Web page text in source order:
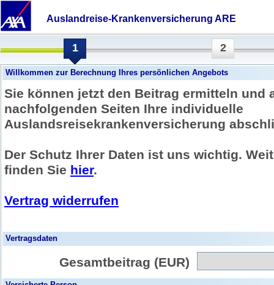
Auslandreise-Krankenversicherung ARE
1 2
Willkommen zur Berechnung Ihres persönlichen Angebots
Sie können jetzt den Beitrag ermitteln und
nachfolgenden Seiten Ihre individuelle
Auslandsreisekrankenversicherung
Der Schutz Ihrer Daten ist uns wichtig.
finden Sie hier.
Vertrag widerrufen
Vertragsdaten
Gesamtbeitrag (EUR)